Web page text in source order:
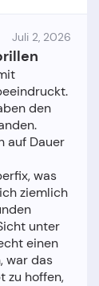
Juli 2, 2026
den
auf Dauer
was
ziemlich
unter
einen
war das
zu hoffen,